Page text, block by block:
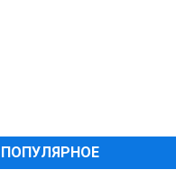
ПОПУЛЯРНОЕ